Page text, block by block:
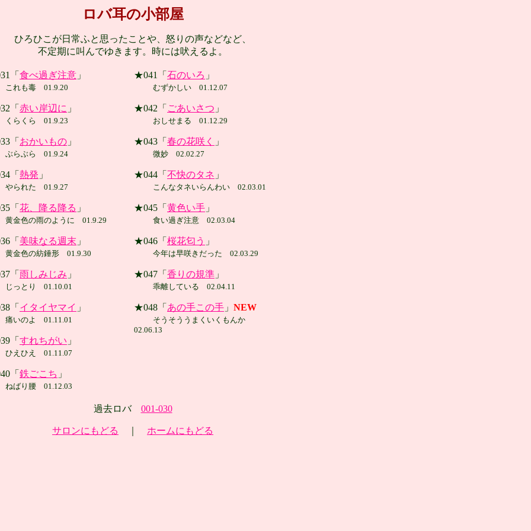
ロバ耳の小部屋
ひろひこが日常ふと思ったことや、怒りの声などなど、
不定期に叫んでゆきます。時には吠えるよ。
「 食べ過ぎ注意 」
これも毒 01.9.20
「 赤い岸辺に 」
くらくら 01.9.23
「 おかいもの 」
ぶらぶら 01.9.24
「 熱発 」
やられた 01.9.27
「 花、降る降る 」
黄金色の雨のように 01.9.29
「 美味なる週末 」
黄金色の紡錘形 01.9.30
「 雨しみじみ 」
じっとり 01.10.01
「 イタイヤマイ 」
痛いのよ 01.11.01
「 すれちがい 」
ひえひえ 01.11.07
「 鉄ごこち 」
ねばり腰 01.12.03
★041「 石のいろ 」
むずかしい 01.12.07
★042「 ごあいさつ 」
おしせまる 01.12.29
★043「 春の花咲く 」
微妙 02.02.27
★044「 不快のタネ 」
こんなタネいらんわい 02.03.01
★045「 黄色い手 」
食い過ぎ注意 02.03.04
★046「 桜花匂う 」
今年は早咲きだった 02.03.29
★047「 香りの規準 」
乖離している 02.04.11
★048「 あの手この手 」 NEW
そうそううまくいくもんか
02.06.13
過去ロバ 001-030
サロンにもどる ホームにもどる